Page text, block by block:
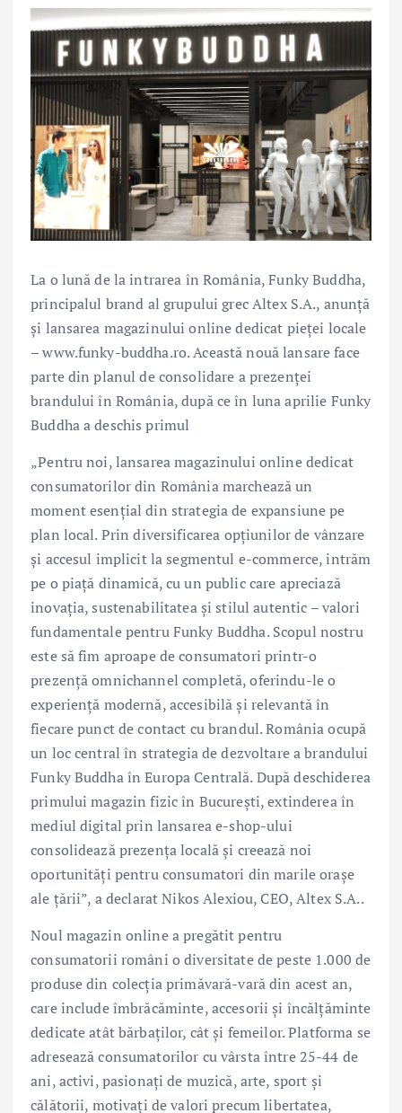
La o lună de la intrarea în România, Funky Buddha,
principalul brand al grupului grec Altex S.A., anunță
și lansarea magazinului online dedicat pieței locale
– www.funky-buddha.ro. Această nouă lansare face
parte din planul de consolidare a prezenței
brandului în România, după ce în luna aprilie Funky
Buddha a deschis primul
„Pentru noi, lansarea magazinului online dedicat
consumatorilor din România marchează un
moment esențial din strategia de expansiune pe
plan local. Prin diversificarea opțiunilor de vânzare
și accesul implicit la segmentul e-commerce, intrăm
pe o piață dinamică, cu un public care apreciază
inovația, sustenabilitatea și stilul autentic – valori
fundamentale pentru Funky Buddha. Scopul nostru
este să fim aproape de consumatori printr-o
prezență omnichannel completă, oferindu-le o
experiență modernă, accesibilă și relevantă în
fiecare punct de contact cu brandul. România ocupă
un loc central în strategia de dezvoltare a brandului
Funky Buddha în Europa Centrală. După deschiderea
primului magazin fizic în București, extinderea în
mediul digital prin lansarea e-shop-ului
consolidează prezența locală și creează noi
oportunități pentru consumatori din marile orașe
ale țării”, a declarat Nikos Alexiou, CEO, Altex S.A..
Noul magazin online a pregătit pentru
consumatorii români o diversitate de peste 1.000 de
produse din colecția primăvară-vară din acest an,
care include îmbrăcăminte, accesorii și încălțăminte
dedicate atât bărbaților, cât și femeilor. Platforma se
adresează consumatorilor cu vârsta între 25-44 de
ani, activi, pasionați de muzică, arte, sport și
călătorii, motivați de valori precum libertatea,